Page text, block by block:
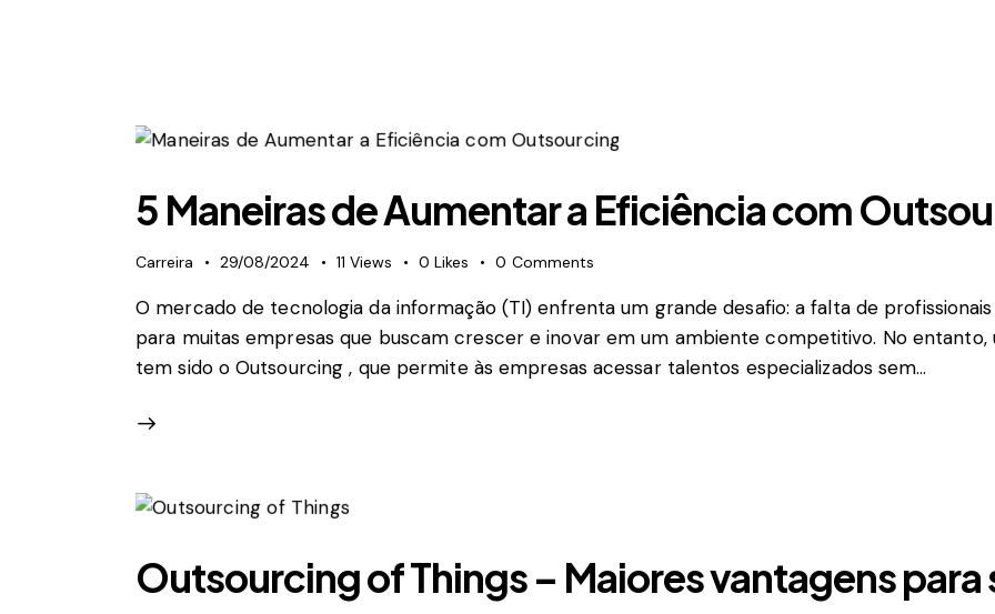
5 Maneiras de Aumentar a Eficiência com
Carreira 29/08/2024 11 Views 0 Likes 0 Comments
O mercado de tecnologia da informação (TI) enfrenta um grande desafio: a falta de
para muitas empresas que buscam crescer e inovar em um ambiente competitivo. No entanto,
tem sido o Outsourcing , que permite às empresas acessar talentos especializados sem…
Outsourcing of Things – Maiores vantagens para